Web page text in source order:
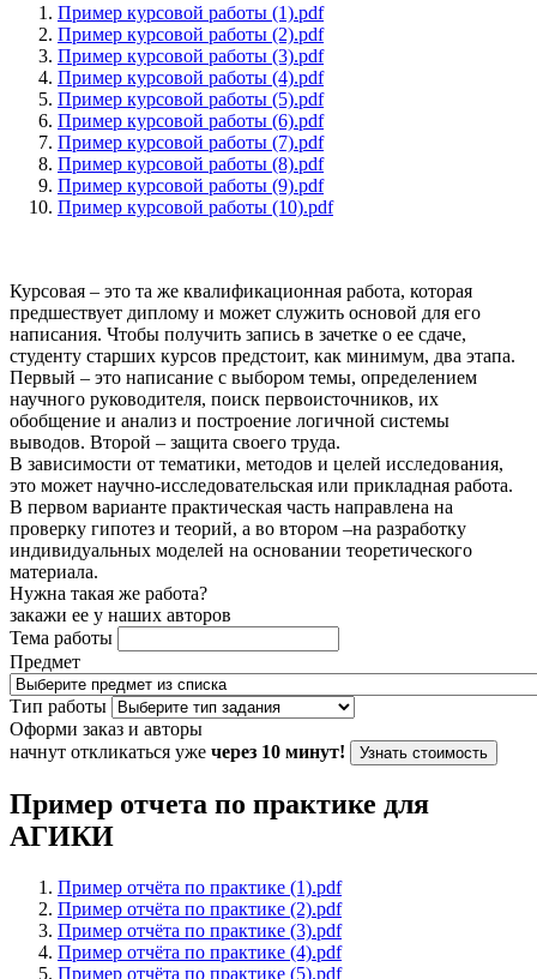
Пример курсовой работы (1).pdf
Пример курсовой работы (2).pdf
Пример курсовой работы (3).pdf
Пример курсовой работы (4).pdf
Пример курсовой работы (5).pdf
Пример курсовой работы (6).pdf
Пример курсовой работы (7).pdf
Пример курсовой работы (8).pdf
Пример курсовой работы (9).pdf
Пример курсовой работы (10).pdf
Курсовая – это та же квалификационная работа, которая
предшествует диплому и может служить основой для его
написания. Чтобы получить запись в зачетке о ее сдаче,
студенту старших курсов предстоит, как минимум, два этапа.
Первый – это написание с выбором темы, определением
научного руководителя, поиск первоисточников, их
обобщение и анализ и построение логичной системы
выводов. Второй – защита своего труда.
В зависимости от тематики, методов и целей исследования,
это может научно-исследовательская или прикладная работа.
В первом варианте практическая часть направлена на
проверку гипотез и теорий, а во втором –на разработку
индивидуальных моделей на основании теоретического
материала.
Нужна такая же работа?
закажи ее у наших авторов
Тема работы
Предмет
Тип работы
Оформи заказ и авторы
начнут откликаться уже через 10 минут! Узнать стоимость
Пример отчета по практике для
АГИКИ
Пример отчёта по практике (1).pdf
Пример отчёта по практике (2).pdf
Пример отчёта по практике (3).pdf
Пример отчёта по практике (4).pdf
Пример отчёта по практике (5).pdf